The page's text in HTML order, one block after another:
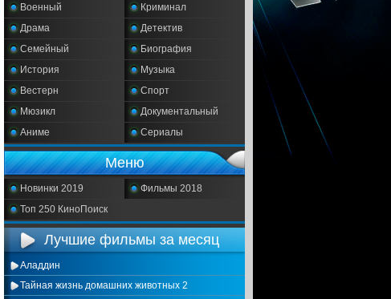
Военный
Криминал
Драма
Детектив
Семейный
Биография
История
Музыка
Вестерн
Спорт
Мюзикл
Документальный
Аниме
Сериалы
Меню
Новинки 2019
Фильмы 2018
Топ 250 КиноПоиск
Лучшие фильмы за месяц
Аладдин
Тайная жизнь домашних животных 2